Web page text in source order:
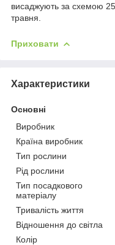
висаджують за схемою
травня.
Приховати
Характеристики
Основні
Виробник
Країна виробник
Тип рослини
Рід рослини
Тип посадкового
матеріалу
Тривалість життя
Відношення до світла
Колір